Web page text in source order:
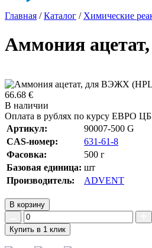
Главная /Каталог / Химические
Аммония
66.68 €
В наличии
Оплата в рублях по курсу ЕВРО
Артикул:
90007-500 G
CAS-номер:
631-61-8
Фасовка:
500 г
Базовая единица: шт
Производитель:
ADVENT
В корзину
Купить в 1 клик